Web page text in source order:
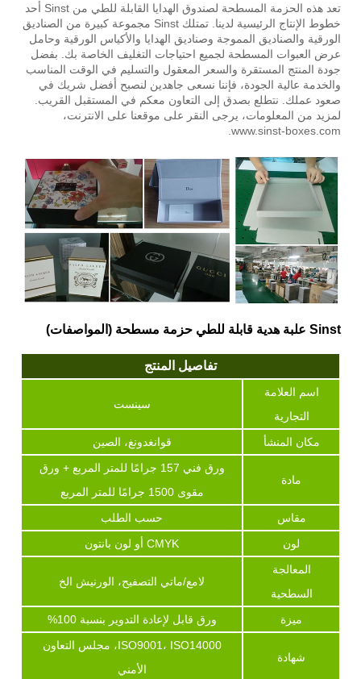
تعد هذه الحزمة المسطحة لصندوق الهدايا القابلة للطي من Sinst أحد
خطوط الإنتاج الرئيسية لدينا. تمتلك Sinst مجموعة كبيرة من الصناديق
الورقية والصناديق المموجة وصناديق الهدايا والأكياس الورقية وحامل
عرض العبوات المسطحة لجميع احتياجات التغليف الخاصة بك. بفضل
جودة المنتج المستقرة والسعر المعقول والتسليم في الوقت المناسب
والخدمة عالية الجودة، فإننا نسعى جاهدين لنصبح أفضل شريك في
صعود عملك. نتطلع بصدق إلى التعاون معكم في المستقبل القريب.
لمزيد من المعلومات، يرجى النقر على موقعنا على الانترنت،
www.sinst-boxes.com.
Sinst علبة هدية قابلة للطي حزمة مسطحة (المواصفات)
تفاصيل المنتج
اسم العلامة
التجارية
سينست
مكان المنشأ قوانغدونغ، الصين
مادة
ورق فني 157 جرامًا للمتر المربع + ورق
مقوى 1500 جرامًا للمتر المربع
مقاس
حسب الطلب
لون
CMYK أو لون بانتون
المعالجة
السطحية
لامع/ماتي التصفيح، الورنيش الخ
ميزة ورق قابل لإعادة التدوير بنسبة 100%
شهادة
ISO9001، ISO14000، مجلس التعاون
الأمني